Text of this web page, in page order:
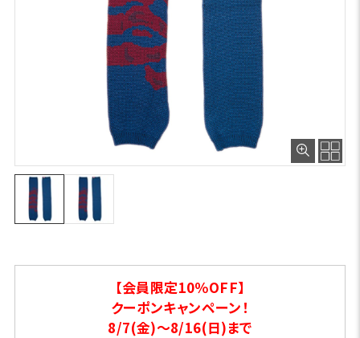
【会員限定10％OFF】
クーポンキャンペーン！
8/7(金)～8/16(日)まで